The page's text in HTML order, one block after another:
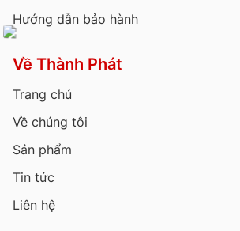
Hướng dẫn bảo hành
Về Thành Phát
Trang chủ
Về chúng tôi
Sản phẩm
Tin tức
Liên hệ